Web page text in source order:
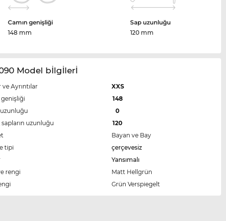
Camın genişliği
148 mm
Sap uzunluğu
120 mm
Model bİlgİlerİ
ve Ayrıntılar
XXS
genişliği
148
0
uzunluğu
120
Bayan ve Bay
tipi
çerçevesiz
Yansımalı
rengi
Matt Hellgrün
Grün Verspiegelt